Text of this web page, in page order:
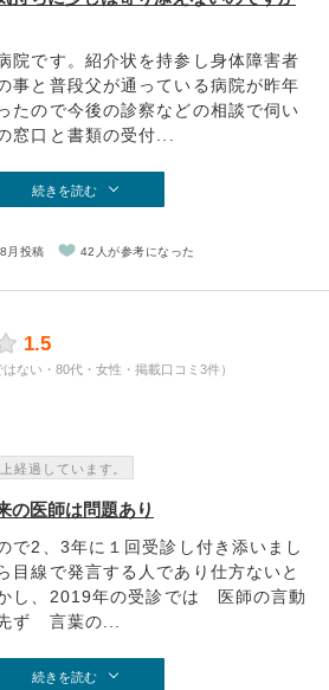
院です。紹介状を持参し身体障害者
事と普段父が通っている病院が昨年
たので今後の診察などの相談で伺い
窓口と書類の受付...
続きを読む
月投稿 42人が参考になった
1.5
ない・80代・女性・掲載口コミ3件）
経過しています。
の医師は問題あり
で2、3年に１回受診し付き添いまし
線で発言する人であり仕方ないと
し、2019年の受診では 医師の言動
ず 言葉の...
続きを読む